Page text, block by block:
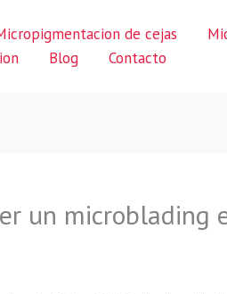
de cejas
Blog Contacto
un microblading